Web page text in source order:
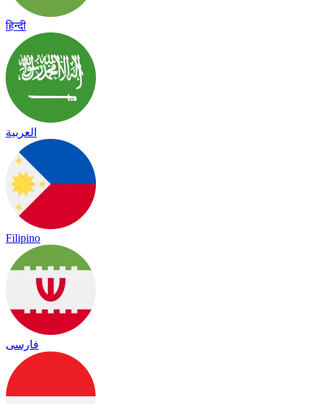
हिन्दी
العربية
Filipino
فارسی